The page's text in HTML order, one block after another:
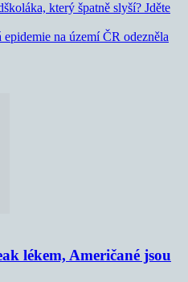
který špatně slyší? Jděte
na území ČR odezněla
lékem, Američané jsou